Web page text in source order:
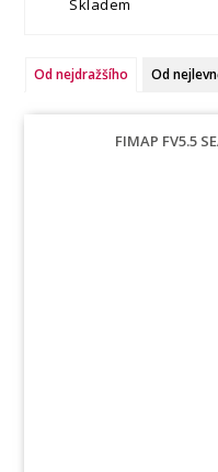
Skladem
Od nejdražšího Od
FIMAP FV5.5